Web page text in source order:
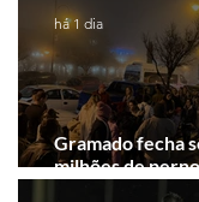
Gramado fecha
milhões de
Junho desponta!
há 1 dia